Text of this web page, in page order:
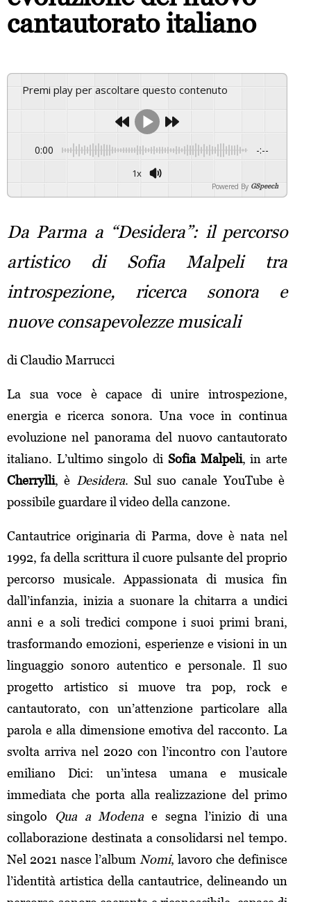
cantautorato italiano
Premi play per ascoltare questo contenuto
0:00 -:--
1x
Powered By GSpeech
Da Parma a “Desidera”: il percorso
artistico di Sofia Malpeli tra
introspezione, ricerca sonora e
nuove consapevolezze musicali
di Claudio Marrucci
La sua voce è capace di unire introspezione,
energia e ricerca sonora. Una voce in continua
evoluzione nel panorama del nuovo cantautorato
italiano. L’ultimo singolo di Sofia Malpeli, in arte
Cherrylli, è Desidera. Sul suo canale YouTube è
possibile guardare il video della canzone.
Cantautrice originaria di Parma, dove è nata nel
1992, fa della scrittura il cuore pulsante del proprio
percorso musicale. Appassionata di musica fin
dall’infanzia, inizia a suonare la chitarra a undici
anni e a soli tredici compone i suoi primi brani,
trasformando emozioni, esperienze e visioni in un
linguaggio sonoro autentico e personale. Il suo
progetto artistico si muove tra pop, rock e
cantautorato, con un’attenzione particolare alla
parola e alla dimensione emotiva del racconto. La
svolta arriva nel 2020 con l’incontro con l’autore
emiliano Dici: un’intesa umana e musicale
immediata che porta alla realizzazione del primo
singolo
Qua a Modena e segna l’inizio di una
collaborazione destinata a consolidarsi nel tempo.
Nel 2021 nasce l’album Nomi, lavoro che definisce
l’identità artistica della cantautrice, delineando un